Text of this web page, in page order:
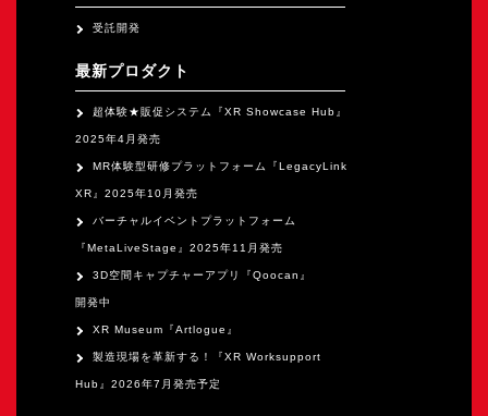
受託開発
最新プロダクト
超体験★販促システム『XR Showcase Hub』
2025年4月発売
MR体験型研修プラットフォーム『LegacyLink
XR』2025年10月発売
バーチャルイベントプラットフォーム
『MetaLiveStage』2025年11月発売
3D空間キャプチャーアプリ『Qoocan』
開発中
XR Museum『Artlogue』
製造現場を革新する！『XR Worksupport
Hub』2026年7月発売予定